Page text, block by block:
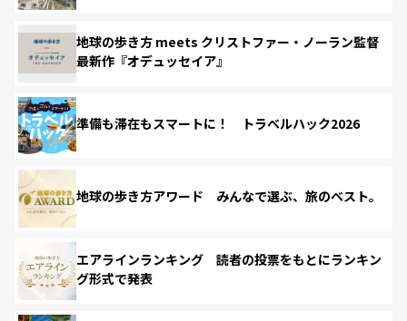
地球の歩き方 meets クリストファー・ノーラン監督
最新作『オデュッセイア』
準備も滞在もスマートに！ トラベルハック2026
地球の歩き方アワード みんなで選ぶ、旅のベスト。
エアラインランキング 読者の投票をもとにランキン
グ形式で発表